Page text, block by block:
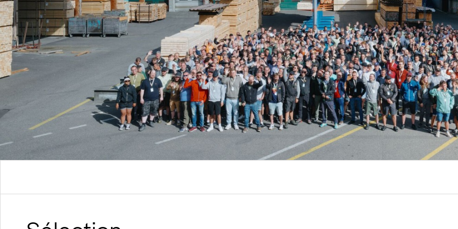
Construction durable en bois
Construction durable en argile et
en bois
Processus BIM
Concepts de viabilité hivernale
Hôtellerie et restauration
Loisirs et Sport
Santé et
Service hivernal
Événements